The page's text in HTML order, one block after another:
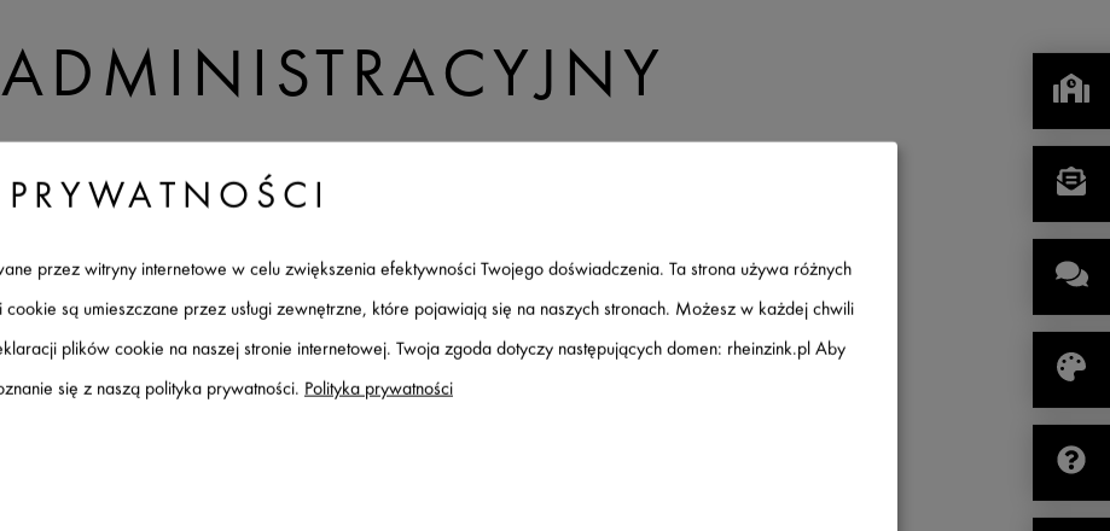
przez witryny internetowe w celu zwiększenia efektywności Twojego doświadczenia. Ta strona używa różnych
są umieszczane przez usługi zewnętrzne, które pojawiają się na naszych stronach. Możesz w każdej chwili
plików cookie na naszej stronie internetowej. Twoja zgoda dotyczy następujących domen: rheinzink.pl Aby
się z naszą polityka prywatności. Polityka prywatności